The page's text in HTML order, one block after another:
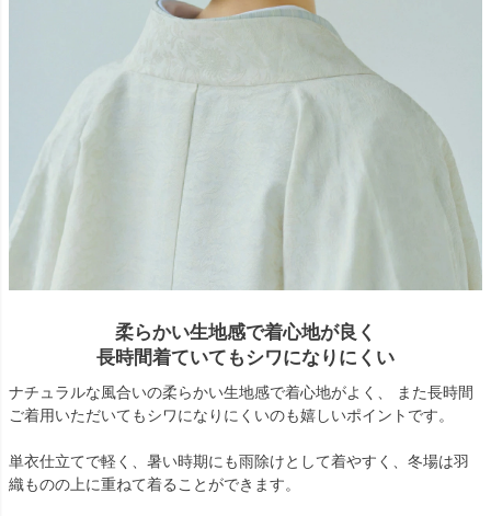
柔らかい生地感で着心地が良く
長時間着ていてもシワになりにくい
ナチュラルな風合いの柔らかい生地感で着心地がよく、 また長時間
ご着用いただいてもシワになりにくいのも嬉しいポイントです。
単衣仕立てで軽く、暑い時期にも雨除けとして着やすく、冬場は羽
織ものの上に重ねて着ることができます。